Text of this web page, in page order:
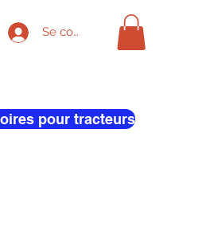
Se connecter
pour tracteurs